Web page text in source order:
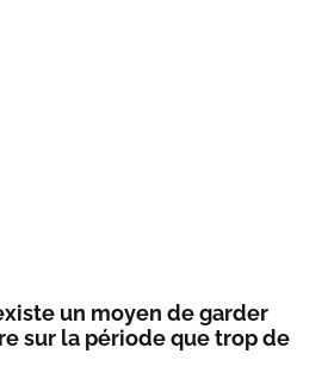
un moyen de garder
sur la période que trop de